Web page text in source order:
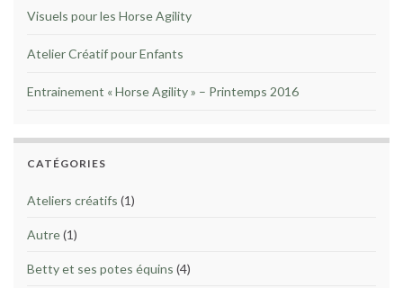
Visuels pour les Horse Agility
Atelier Créatif pour Enfants
Entrainement « Horse Agility » – Printemps 2016
CATÉGORIES
Ateliers créatifs (1)
Autre(1)
Betty et ses potes équins (4)